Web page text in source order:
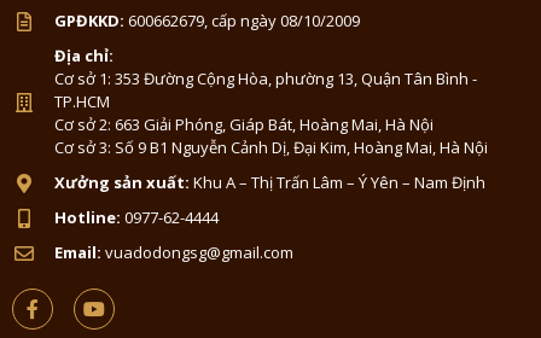
GPĐKKD: 600662679, cấp ngày 08/10/2009
Địa chỉ:
Cơ sở 1: 353 Đường Cộng Hòa, phường 13, Quận Tân Bình -
TP.HCM
Cơ sở 2: 663 Giải Phóng, Giáp Bát, Hoàng Mai, Hà Nội
Cơ sở 3: Số 9 B1 Nguyễn Cảnh Dị, Đại Kim, Hoàng Mai, Hà Nội
Xưởng sản xuất: Khu A – Thị Trấn Lâm – Ý Yên – Nam Định
Hotline: 0977-62-4444
Email: vuadodongsg@gmail.com